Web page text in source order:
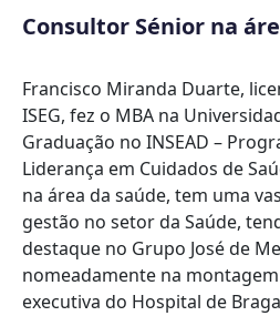
Consultor Sénior na
Francisco Miranda Duarte,
ISEG, fez o MBA na
Graduação no INSEAD –
Liderança em Cuidados de
na área da saúde, tem uma
gestão no setor da Saúde,
destaque no Grupo José de
nomeadamente na
executiva do Hospital de